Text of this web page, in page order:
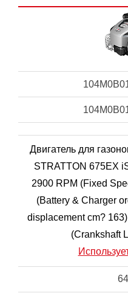
Двигатель для
STRATTON 675EX
2900 RPM (Fixed
(Battery & Charger
displacement cm?
(Crankshaft